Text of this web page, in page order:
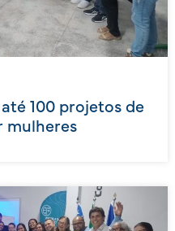
100 projetos de
mulheres